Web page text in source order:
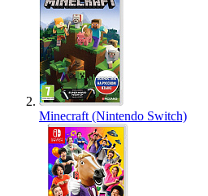
Minecraft (Nintendo Switch)